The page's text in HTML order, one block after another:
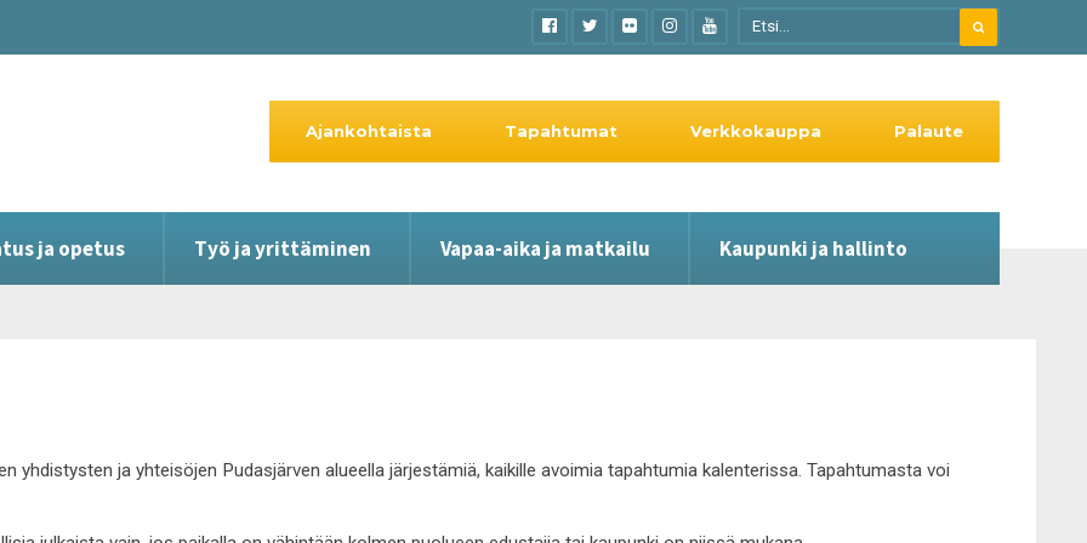
ja opetus Työ ja yrittäminen Vapaa-aika ja matkailu Kaupunki ja hallinto
Ajankohtaista Tapahtumat Verkkokauppa Palaute
yhdistysten ja yhteisöjen Pudasjärven alueella järjestämiä, kaikille avoimia tapahtumia kalenterissa. Tapahtumasta voi